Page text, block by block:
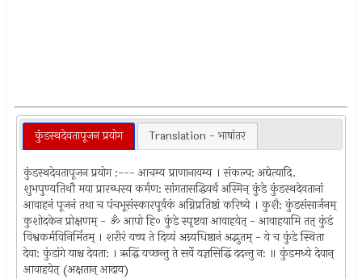
कुंडस्थदेवतापूजन प्रयोग Translation - भाषांतर
कुंडस्थदेवतापूजन प्रयोग :--- आचम्य प्राणानायम्य । संकल्प: अद्येत्यादि.
शुभपुण्यतिथौ मया प्रारब्धस्य कर्मण: सांगतासद्धियर्थं अस्मिन्‌ कुंडे कुंडस्थदेवतानां
आवाहनं पूजनं तथा च पंचभूसंस्कारपूर्वकं अग्निप्रतिष्ठां करिष्ये । कुशै: कुंडसंसार्जनम्‌
कुशोदकेन प्रोक्षणम्‌ - ॐ आपो हि० कुंडे स्पृष्टवा आवाहयेत्‌ - आवाहयामि तत्‌ कुंडं
विश्वकर्मविनिर्मितम्‌ । शरीरं यच्च ते दिव्यं अग्न्यधिष्ठानं अद्भुतम्‌ - ये च कुंडे स्थिता
देवा: कुंडांगे याश्च देवता: । ऋद्धिं यच्छन्तु ते सर्वे यज्ञसिद्धिं ददन्तु न: ॥ कुंडमध्ये देवान्‌
आवाहये‍त्‌ ‍(अक्षतान्‌ आदाय)